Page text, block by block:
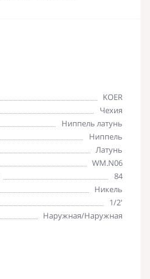
KOER
Чехия
Ниппель латунь
Ниппель
Латунь
WM.N06
84
Никель
1/2'
Наружная/Наружная